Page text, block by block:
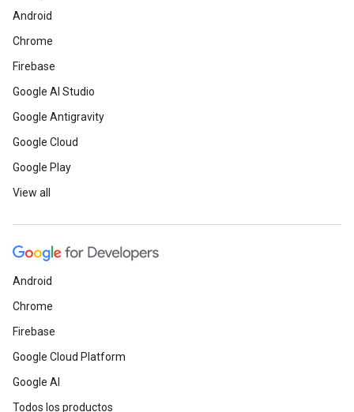
Android
Chrome
Firebase
Google AI Studio
Google Antigravity
Google Cloud
Google Play
View all
Android
Chrome
Firebase
Google Cloud Platform
Google AI
Todos los productos